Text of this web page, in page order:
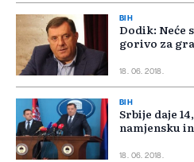
BIH
Dodik: Neće
gorivo za
18. 06. 2018.
BIH
Srbije daje
namjensku
18. 06. 2018.